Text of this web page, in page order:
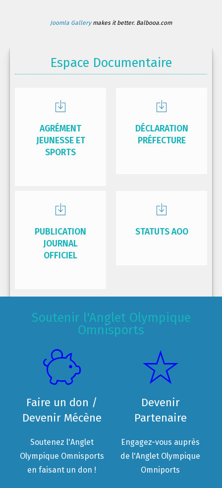
Joomla Gallerymakes it better. Balbooa.com
Espace Documentaire
AGRÉMENT
JEUNESSE ET
SPORTS
DÉCLARATION
PRÉFECTURE
PUBLICATION
JOURNAL
OFFICIEL
STATUTS AOO
Soutenir l'Anglet Olympique
Omnisports
Faire un don /
Devenir Mécène
Soutenez l'Anglet
Olympique Omnisports
en faisant un don !
Devenir
Partenaire
Engagez-vous auprès
de l'Anglet Olympique
Omniports